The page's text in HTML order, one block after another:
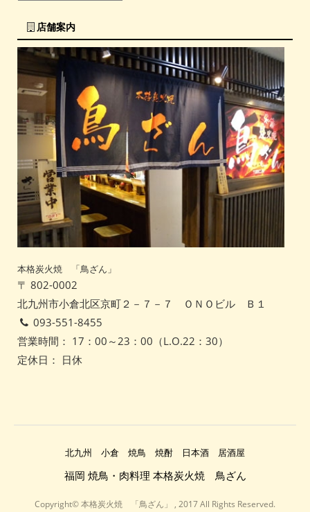
店舗案内
本格炭火焼 「鳥ざん」
〒 802-0002
北九州市小倉北区京町２－７－７ ＯＮＯビル Ｂ１
093-551-8455
営業時間： 17：00～23：00（L.O.22：30）
定休日： 日休
北九州 小倉 焼鳥 焼酎 日本酒 居酒屋
福岡 焼鳥・肉料理 本格炭火焼 鳥ざん
Copyright© 本格炭火焼 「鳥ざん」 , 2017 All Rights Reserved.